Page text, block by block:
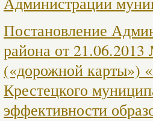
Постановление
района от
(«дорожной карты»)
Крестецкого
эффективности